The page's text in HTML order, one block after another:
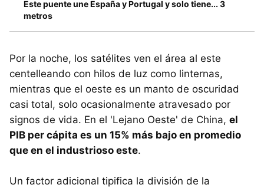
Este puente une España y Portugal y solo tiene... 3
metros
Por la noche, los satélites ven el área al este
centelleando con hilos de luz como linternas,
mientras que el oeste es un manto de oscuridad
casi total, solo ocasionalmente atravesado por
signos de vida. En el 'Lejano Oeste' de China, el
PIB per cápita es un 15% más bajo en promedio
que en el industrioso este.
Un factor adicional tipifica la división de la